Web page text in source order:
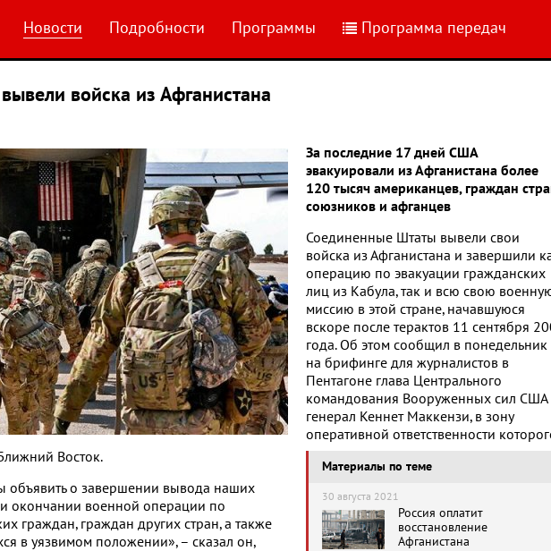
Новости Подробности Программы Программа передач
войска из Афганистана
За последние 17 дней США
эвакуировали из Афганистана более
120 тысяч американцев, граждан
союзников и афганцев
Материалы по теме
30 августа 2021
Россия оплатит
восстановление
Афганистана
Соединенные Штаты вывели свои
войска из Афганистана и завершили
операцию по эвакуации гражданских
лиц из Кабула, так и всю свою
миссию в этой стране, начавшуюся
вскоре после терактов 11 сентября
года. Об этом сообщил в понедельник
на брифинге для журналистов в
Пентагоне глава Центрального
командования Вооруженных сил США
генерал Кеннет Маккензи, в зону
оперативной ответственности
Восток.
объявить о завершении вывода наших
и окончании военной операции по
граждан, граждан других стран, а также
в уязвимом положении», – сказал он,